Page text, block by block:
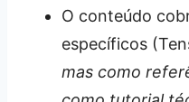
O conteúdo
específicos
mas como